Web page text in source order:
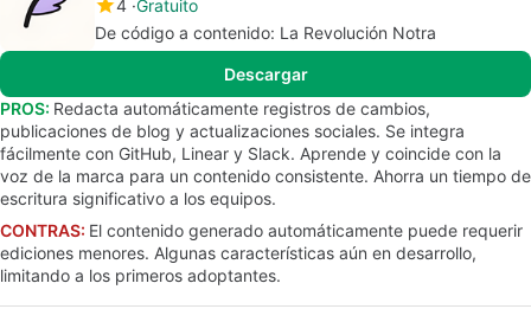
4 Gratuito
De código a contenido: La Revolución Notra
Descargar
PROS: Redacta automáticamente registros de cambios,
publicaciones de blog y actualizaciones sociales. Se integra
fácilmente con GitHub, Linear y Slack. Aprende y coincide con la
voz de la marca para un contenido consistente. Ahorra un tiempo de
escritura significativo a los equipos.
CONTRAS: El contenido generado automáticamente puede requerir
ediciones menores. Algunas características aún en desarrollo,
limitando a los primeros adoptantes.